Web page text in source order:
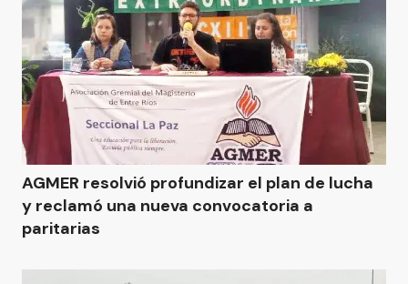
AGMER resolvió profundizar el plan de lucha
y reclamó una nueva convocatoria a
paritarias